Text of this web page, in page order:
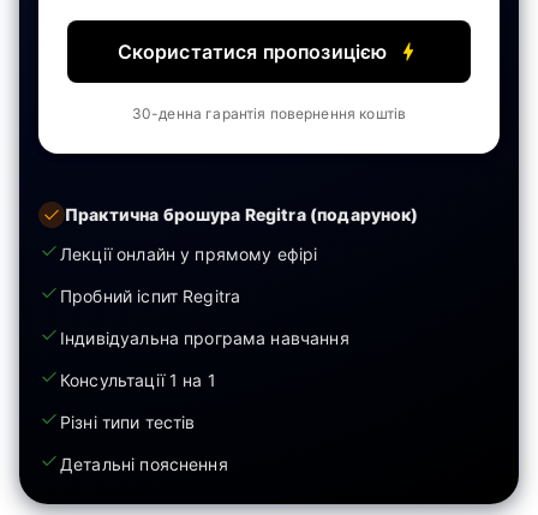
Скористатися пропозицією
30-денна гарантія повернення коштів
Практична брошура Regitra (подарунок)
Лекції онлайн у прямому ефірі
Пробний іспит Regitra
Індивідуальна програма навчання
Консультації 1 на 1
Різні типи тестів
Детальні пояснення